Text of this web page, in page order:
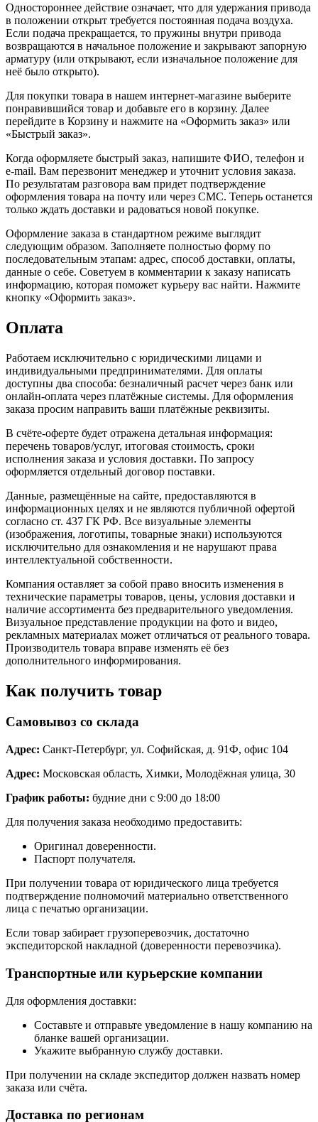
Одностороннее действие означает, что для удержания привода
в положении открыт требуется постоянная подача воздуха.
Если подача прекращается, то пружины внутри привода
возвращаются в начальное положение и закрывают запорную
арматуру (или открывают, если изначальное положение для
неё было открыто).
Для покупки товара в нашем интернет-магазине выберите
понравившийся товар и добавьте его в корзину. Далее
перейдите в Корзину и нажмите на «Оформить заказ» или
«Быстрый заказ».
Когда оформляете быстрый заказ, напишите ФИО, телефон и
e-mail. Вам перезвонит менеджер и уточнит условия заказа.
По результатам разговора вам придет подтверждение
оформления товара на почту или через СМС. Теперь останется
только ждать доставки и радоваться новой покупке.
Оформление заказа в стандартном режиме выглядит
следующим образом. Заполняете полностью форму по
последовательным этапам: адрес, способ доставки, оплаты,
данные о себе. Советуем в комментарии к заказу написать
информацию, которая поможет курьеру вас найти. Нажмите
кнопку «Оформить заказ».
Оплата
Работаем исключительно с юридическими лицами и
индивидуальными предпринимателями. Для оплаты
доступны два способа: безналичный расчет через банк или
онлайн-оплата через платёжные системы. Для оформления
заказа просим направить ваши платёжные реквизиты.
В счёте-оферте будет отражена детальная информация:
перечень товаров/услуг, итоговая стоимость, сроки
исполнения заказа и условия доставки. По запросу
оформляется отдельный договор поставки.
Данные, размещённые на сайте, предоставляются в
информационных целях и не являются публичной офертой
согласно ст. 437 ГК РФ. Все визуальные элементы
(изображения, логотипы, товарные знаки) используются
исключительно для ознакомления и не нарушают права
интеллектуальной собственности.
Компания оставляет за собой право вносить изменения в
технические параметры товаров, цены, условия доставки и
наличие ассортимента без предварительного уведомления.
Визуальное представление продукции на фото и видео,
рекламных материалах может отличаться от реального товара.
Производитель товара вправе изменять её без
дополнительного информирования.
Как получить товар
Самовывоз со склада
Адрес: Санкт-Петербург, ул. Софийская, д. 91Ф, офис 104
Адрес: Московская область, Химки, Молодёжная улица, 30
График работы: будние дни с 9:00 до 18:00
Для получения заказа необходимо предоставить:
Оригинал доверенности.
Паспорт получателя.
При получении товара от юридического лица требуется
подтверждение полномочий материально ответственного
лица с печатью организации.
Если товар забирает грузоперевозчик, достаточно
экспедиторской накладной (доверенности перевозчика).
Транспортные или курьерские компании
Для оформления доставки:
Составьте и отправьте уведомление в нашу компанию на
бланке вашей организации.
Укажите выбранную службу доставки.
При получении на складе экспедитор должен назвать номер
заказа или счёта.
Доставка по регионам